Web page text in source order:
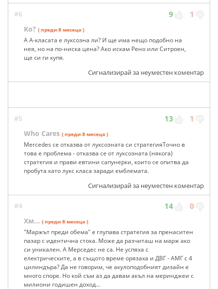
#6 9 1
Ко? ( преди 8 месеца )
А А-класата е луксозна ли? И ще има нещо подобно на
нея, но на по-ниска цена? Ако искам Рено или Ситроен,
ще си ги купя.
Сигнализирай за неуместен коментар
#5 13 1
Who Cares ( преди 8 месеца )
Mercedes се отказва от луксозната си стратегияТочно в
това е проблема - отказва се от луксозната (някога)
стратегия и прави евтини сапунерки, които се опитва да
пробута като лукс класа заради емблемата.
Сигнализирай за неуместен коментар
#4 14 0
Хм... ( преди 8 месеца )
"Маржът преди обема" е глупава стратегия за пренаситен
пазар с идентична стока. Може да разчиташ на марж ако
си уникален. А Мерседес не са. Не успяха с
електрическите, а в същото време орязаха и ДВГ - АМГ с 4
цилиндъра? Да не говорим, че акулоподобният дизайн е
много споре. Но кой съм аз да давам акъл на меринджеи с
милиони годишен доход...